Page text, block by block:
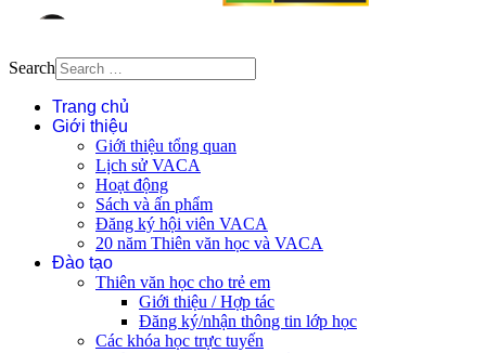
Search
Trang chủ
Giới thiệu
Giới thiệu tổng quan
Lịch sử VACA
Hoạt động
Sách và ấn phẩm
Đăng ký hội viên VACA
20 năm Thiên văn học và VACA
Đào tạo
Thiên văn học cho trẻ em
Giới thiệu / Hợp tác
Đăng ký/nhận thông tin lớp học
Các khóa học trực tuyến